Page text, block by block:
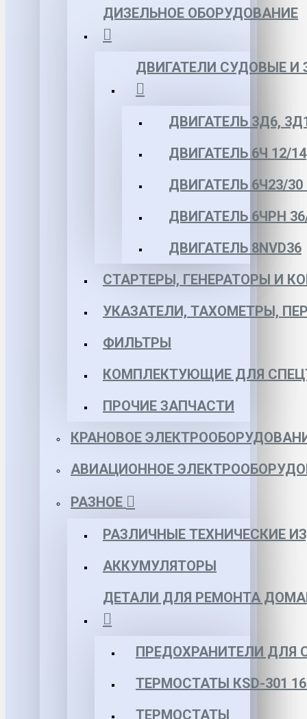
ДИЗЕЛЬНОЕ ОБОРУДОВАНИЕ
ДВИГАТЕЛИ СУДОВЫЕ И
ДВИГАТЕЛЬ 3Д6,
ДВИГАТЕЛЬ 6Ч 12/14
ДВИГАТЕЛЬ 6Ч23/30
ДВИГАТЕЛЬ 6ЧРН
ДВИГАТЕЛЬ 8NVD36
СТАРТЕРЫ, ГЕНЕРАТОРЫ И
УКАЗАТЕЛИ, ТАХОМЕТРЫ,
ФИЛЬТРЫ
КОМПЛЕКТУЮЩИЕ ДЛЯ
ПРОЧИЕ ЗАПЧАСТИ
КРАНОВОЕ
АВИАЦИОННОЕ
РАЗНОЕ
РАЗЛИЧНЫЕ ТЕХНИЧЕСКИЕ
АККУМУЛЯТОРЫ
ДЕТАЛИ ДЛЯ РЕМОНТА
ПРЕДОХРАНИТЕЛИ ДЛЯ
ТЕРМОСТАТЫ КSD-301
ТЕРМОСТАТЫ